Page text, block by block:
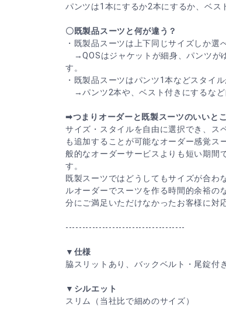
パンツは1本にするか2本にするか、ベス
〇既製品スーツと何が違う？
・既製品スーツは上下同じサイズしか選
→QOSはジャケットが細身、パンツが
す。
・既製品スーツはパンツ1本などスタイ
→パンツ2本や、ベスト付きにするなど
➡つまりオーダーと既製スーツのいいと
サイズ・スタイルを自由に選択でき、ス
も追加することが可能なオーダー感覚ス
般的なオーダーサービスよりも短い期間
す。
既製スーツではどうしてもサイズが合わ
ルオーダーでスーツを作る時間的余裕の
分にご満足いただけなかったお客様に対
------------------------------------
▼仕様
脇スリットあり、バックベルト・尾錠付き
▼シルエット
スリム（当社比で細めのサイズ）